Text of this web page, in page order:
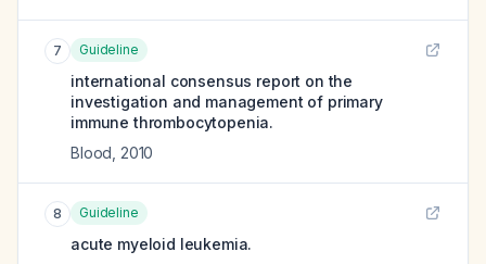
7 Guideline
international consensus report on the
investigation and management of primary
immune thrombocytopenia.
Blood 2010
8 Guideline
acute myeloid leukemia.